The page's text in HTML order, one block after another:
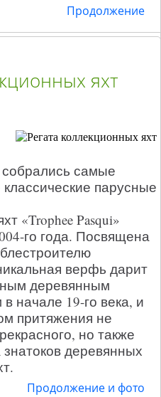
Продолжение
яхт
собрались самые
парусные
«Trophee Pasqui»
го года. Посвящена
верфь дарит
деревянным
начале 19-го века, и
притяжения не
но также
деревянных
Продолжение и фото